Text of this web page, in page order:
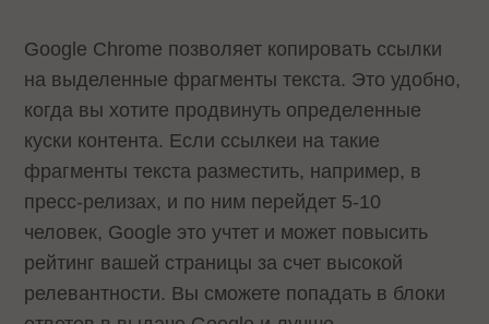
Google Chrome позволяет копировать ссылки
на выделенные фрагменты текста. Это удобно,
когда вы хотите продвинуть определенные
куски контента. Если ссылкеи на такие
фрагменты текста разместить, например, в
пресс-релизах, и по ним перейдет 5-10
человек, Google это учтет и может повысить
рейтинг вашей страницы за счет высокой
релевантности. Вы сможете попадать в блоки